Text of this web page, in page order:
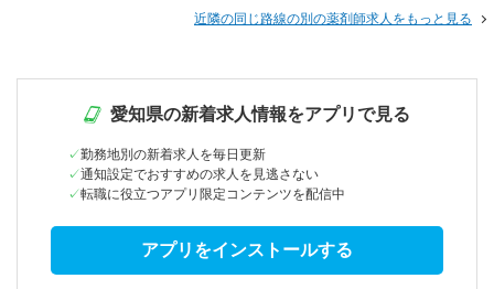
近隣の同じ路線の別の薬剤師求人をもっと見る
愛知県の新着求人情報をアプリで見る
勤務地別の新着求人を毎日更新
通知設定でおすすめの求人を見逃さない
転職に役立つアプリ限定コンテンツを配信中
アプリをインストールする